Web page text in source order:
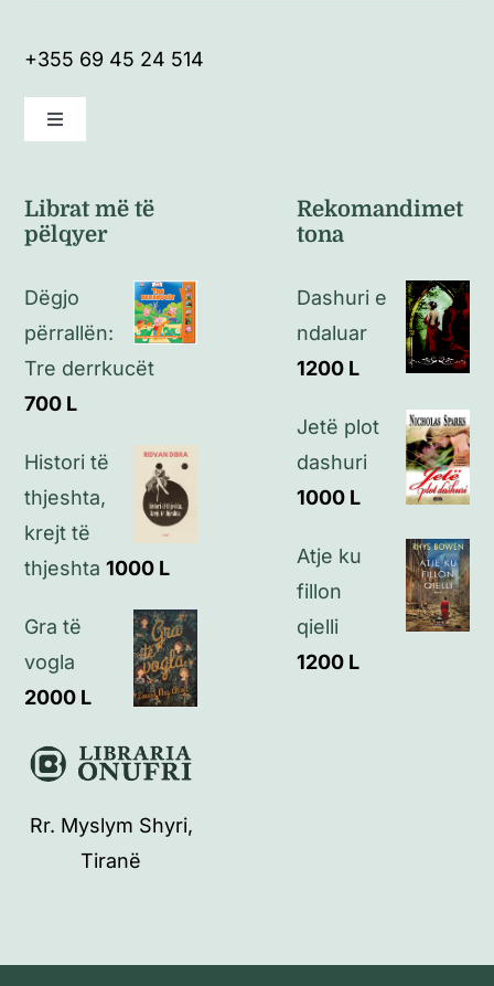
+355 69 45 24 514
Toggle
Politikat e kthimeve
Politikat e privatësisë
Librat më të
pëlqyer
Dëgjo
përrallën:
Tre derrkucët
700 L
Histori të
thjeshta,
krejt të
thjeshta 1000 L
Gra të
vogla
2000 L
Rekomandimet
tona
Dashuri e
ndaluar
1200 L
Jetë plot
dashuri
1000 L
Atje ku
fillon
qielli
1200 L
Rr. Myslym Shyri,
Tiranë